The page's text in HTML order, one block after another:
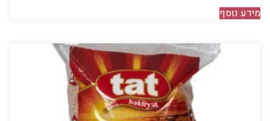
מידע נוסף